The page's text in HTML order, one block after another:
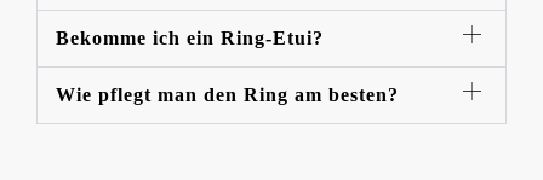
Bekomme ich ein Ring-Etui?
Wie pflegt man den Ring am besten?